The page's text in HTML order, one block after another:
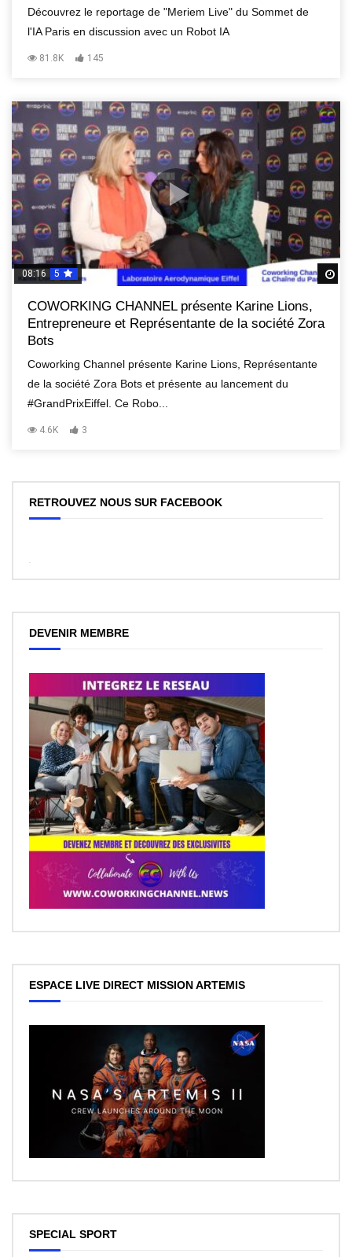
Découvrez le reportage de "Meriem Live" du Sommet de
l'IA Paris en discussion avec un Robot IA
81.8K 145
08:16 5
COWORKING CHANNEL présente Karine Lions,
Entrepreneure et Représentante de la société Zora
Bots
Coworking Channel présente Karine Lions, Représentante
de la société Zora Bots et présente au lancement du
#GrandPrixEiffel. Ce Robo...
4.6K 3
RETROUVEZ NOUS SUR FACEBOOK
DEVENIR MEMBRE
ESPACE LIVE DIRECT MISSION ARTEMIS
SPECIAL SPORT